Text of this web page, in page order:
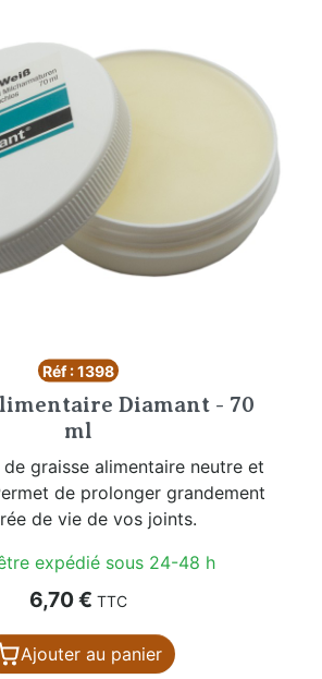
Réf : 1398
Diamant - 70
ml
graisse alimentaire neutre et
de prolonger grandement
de vie de vos joints.
expédié sous 24-48 h
Prix
6,70 € TTC
Ajouter au panier